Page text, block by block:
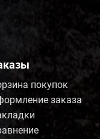
покупок
заказа